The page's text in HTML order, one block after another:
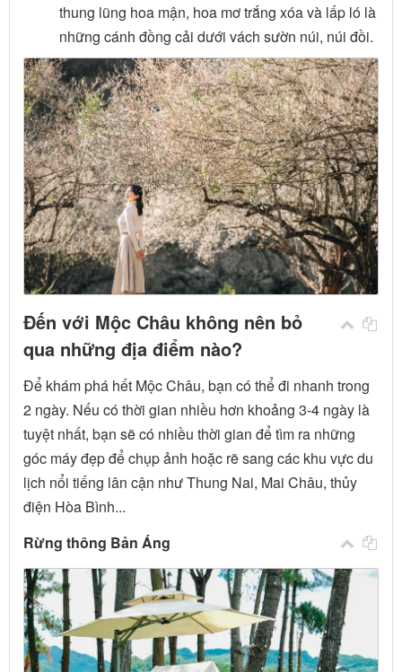
thung lũng hoa mận, hoa mơ trắng xóa và lấp ló là
những cánh đồng cải dưới vách sườn núi, núi đồi.
Đến với Mộc Châu không nên bỏ
qua những địa điểm nào?
Để khám phá hết Mộc Châu, bạn có thể đi nhanh trong
2 ngày. Nếu có thời gian nhiều hơn khoảng 3-4 ngày là
tuyệt nhất, bạn sẽ có nhiều thời gian để tìm ra những
góc máy đẹp để chụp ảnh hoặc rẽ sang các khu vực du
lịch nổi tiếng lân cận như Thung Nai, Mai Châu, thủy
điện Hòa Bình...
Rừng thông Bản Áng